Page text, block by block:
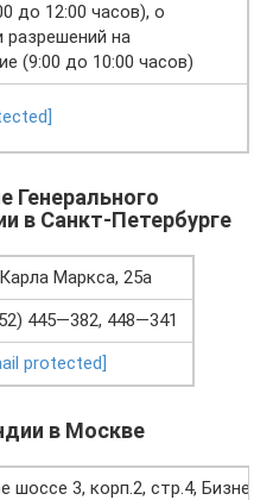
до 12:00 часов), о
разрешений на
(9:00 до 10:00 часов)
Генерального
в Санкт-Петербурге
Маркса, 25а
445—382, 448—341
protected]
в Москве
шоссе 3, корп.2, стр.4, Бизнес-